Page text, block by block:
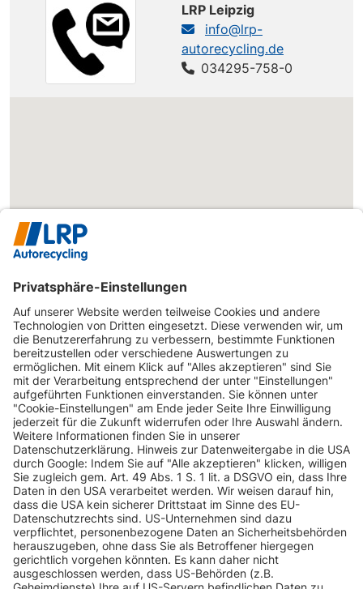
LRP Leipzig
info@lrp-
autorecycling.de
034295-758-0
INFORMATIONEN
KUNDENSERVICE
INFORMATIONEN
ZAHLUNGSARTEN